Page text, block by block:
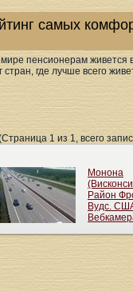
самых
пенсионерам живется
стран, где лучше всего
1 из 1, всего